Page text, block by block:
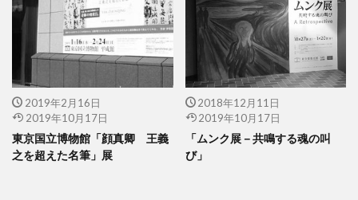
2019年2月16日
2019年10月17日
東京国立博物館「顔真卿 王義
之を超えた名筆」展
2018年12月11日
2019年10月17日
「ムンク展－共鳴する魂の叫
び」